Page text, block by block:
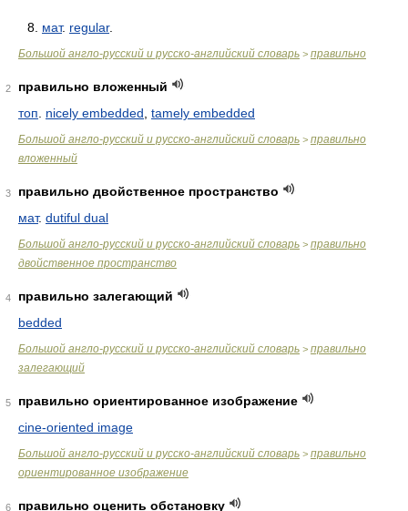
8. мат. regular.
Большой англо-русский и русско-английский словарь > правильно
2
правильно вложенный
топ
nicely embedded tamely embedded
Большой англо-русский и русско-английский словарь > правильно
вложенный
3
правильно двойственное пространство
мат. dutiful dual
Большой англо-русский и русско-английский словарь > правильно
двойственное пространство
4
правильно залегающий
bedded
Большой англо-русский и русско-английский словарь > правильно
залегающий
5
правильно ориентированное изображение
cine-oriented image
Большой англо-русский и русско-английский словарь > правильно
ориентированное изображение
6
правильно оценить обстановку